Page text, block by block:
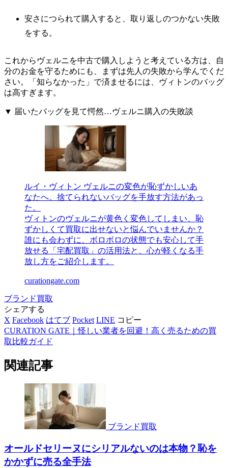
安さにつられて購入すると、取り返しのつかない失敗
をする。
これからヴェルニを中古で購入しようと考えている方は、自
分のお金を守るためにも、まずは先人の失敗から学んでくだ
さい。「知らなかった」で済ませるには、ヴィトンのバッグ
は高すぎます。
▼ 届いたバッグを見て愕然…ヴェルニ購入の失敗談
ルイ・ヴィトン ヴェルニの変色が恥ずかしいあ
なたへ。捨てられないバッグを手放す方法があっ
た。
ヴィトンのヴェルニが黄色く変色してしまい、恥
ずかしくて買取に出せないと悩んでいませんか？
誰にも会わずに、ボロボロの状態でも安心して手
放せる「宅配買取」の活用法と、心が軽くなる手
放し方をご紹介します。
curationgate.com
ブランド買取
シェアする
X Facebook はてブ Pocket LINE コピー
CURATION GATE｜怪しい業者を回避！高く売るための買
取比較ガイド
関連記事
ブランド買取
オールドセリーヌにシリアルないのは本物？恥を
かかずに売る全手法